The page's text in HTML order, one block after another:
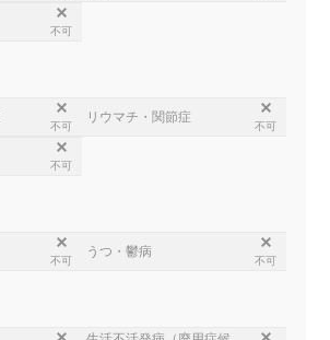
不可
不可
リウマチ・関節症
不可
不可
不可
うつ・鬱病
不可